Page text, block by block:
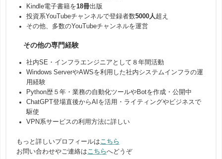
Kindle電子書籍を18冊出版
投資系YouTubeチャンネルで登録者数5000人 超え
その他、多数のYouTubeチャンネルを運営
その他の専門経験
社内SE・インフラエンジニアとして８年間活動
Windows ServerやAWSを利用した社内システムインフラの運
用経験
Python歴５年・業務の自動化ツールやBotを作成・公開中
ChatGPT登場直後からAIを活用・ライティングやビジネスで
駆使
VPN系サービスの利用方法に詳しい
もっと詳しいプロフィールはこちら
お問い合わせやご連絡はこちらへどうぞ